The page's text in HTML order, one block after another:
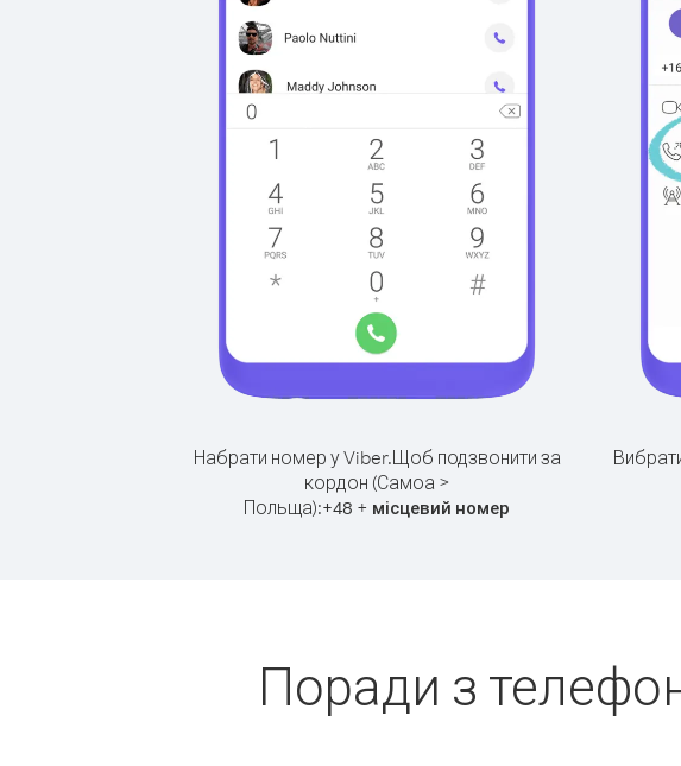
Набрати номер у Viber.Щоб подзвонити за
кордон (Самоа >
Польща):+48 + місцевий номер
Поради з